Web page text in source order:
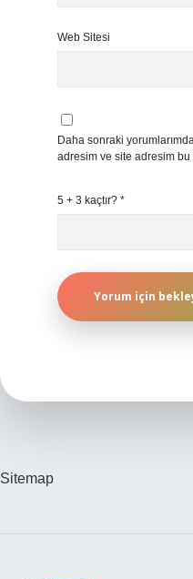
Web Sitesi
Daha sonraki
adresim ve site adresim bu
5 + 3 kaçtır? *
Sitemap